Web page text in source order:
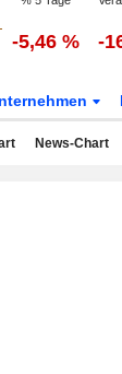
-5,46 % -
News-Chart